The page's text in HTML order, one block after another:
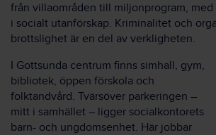
från villaområden till miljonprogram, med
i socialt utanförskap. Kriminalitet och
brottslighet är en del av verkligheten.
I Gottsunda centrum finns simhall, gym,
bibliotek, öppen förskola och
folktandvård. Tvärsöver parkeringen –
mitt i samhället – ligger socialkontorets
barn- och ungdomsenhet. Här jobbar